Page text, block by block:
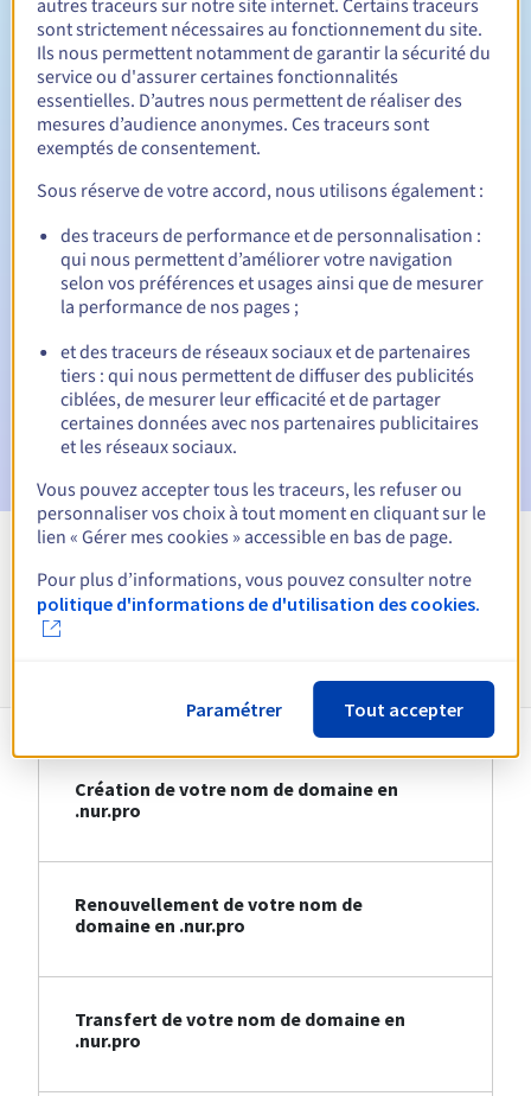
Durée de renouvellement Entre 1 et 9 ans
Période de rédemption
Notifications automatiques :
E-mails d'avertissement : 60, 30, 15, 7 et 3 jours avant la
date d'échéance
E-mail le jour de l'expirationpour notification de la
suspension du nom de domaine
E-mail après la période de grâce de rédemptionpour
notification de la suppression du nom de domaine
Voir toutes les extensions
Création de votre nom de domaine en
.nur.pro
Renouvellement de votre nom de
domaine en .nur.pro
Transfert de votre nom de domaine en
.nur.pro
autres traceurs sur notre site internet. Certains traceurs
sont strictement nécessaires au fonctionnement du site.
Ils nous permettent notamment de garantir la sécurité du
service ou d'assurer certaines fonctionnalités
essentielles. D’autres nous permettent de réaliser des
mesures d’audience anonymes. Ces traceurs sont
exemptés de consentement.
Sous réserve de votre accord, nous utilisons également :
des traceurs de performance et de personnalisation :
qui nous permettent d’améliorer votre navigation
selon vos préférences et usages ainsi que de mesurer
la performance de nos pages ;
et des traceurs de réseaux sociaux et de partenaires
tiers : qui nous permettent de diffuser des publicités
ciblées, de mesurer leur efficacité et de partager
certaines données avec nos partenaires publicitaires
et les réseaux sociaux.
Vous pouvez accepter tous les traceurs, les refuser ou
personnaliser vos choix à tout moment en cliquant sur le
lien « Gérer mes cookies » accessible en bas de page.
Pour plus d’informations, vous pouvez consulter notre
politique d'informations de d'utilisation des cookies.
Paramétrer Tout accepter